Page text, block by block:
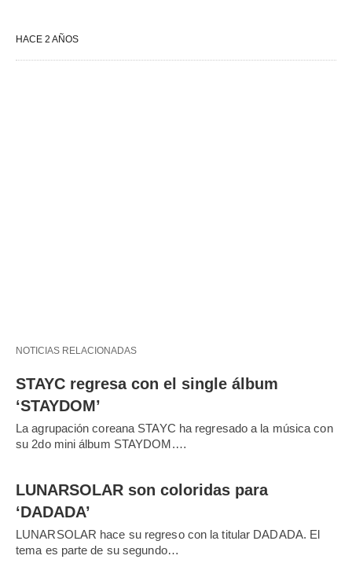
HACE 2 AÑOS
NOTICIAS RELACIONADAS
STAYC regresa con el single álbum
‘STAYDOM’
La agrupación coreana STAYC ha regresado a la música con
su 2do mini álbum STAYDOM.…
LUNARSOLAR son coloridas para
‘DADADA’
LUNARSOLAR hace su regreso con la titular DADADA. El
tema es parte de su segundo…